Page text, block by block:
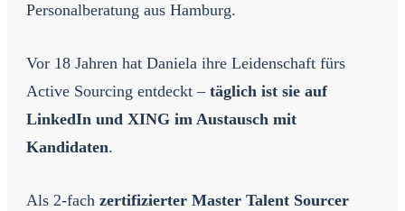
Personalberatung aus Hamburg.
Vor 18 Jahren hat Daniela ihre Leidenschaft fürs
Active Sourcing entdeckt – täglich ist sie auf
LinkedIn und XING im Austausch mit
Kandidaten.
Als 2-fach zertifizierter Master Talent Sourcer